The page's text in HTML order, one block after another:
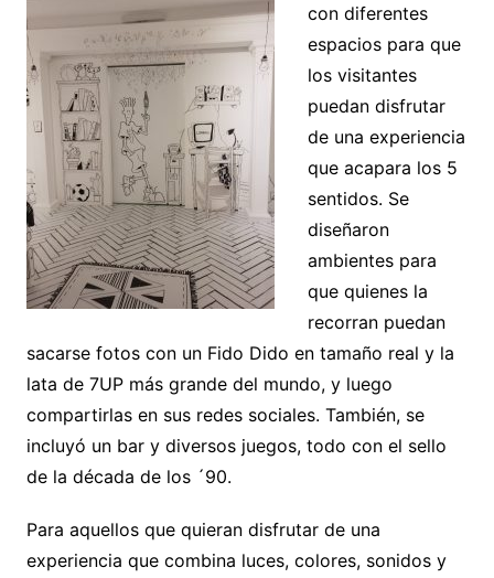
con diferentes
espacios para que
los visitantes
puedan disfrutar
de una experiencia
que acapara los 5
sentidos. Se
diseñaron
ambientes para
que quienes la
recorran puedan
sacarse fotos con un Fido Dido en tamaño real y la
lata de 7UP más grande del mundo, y luego
compartirlas en sus redes sociales. También, se
incluyó un bar y diversos juegos, todo con el sello
de la década de los ´90.
Para aquellos que quieran disfrutar de una
experiencia que combina luces, colores, sonidos y